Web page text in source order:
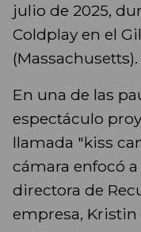
julio de 2025,
Coldplay en el
(Massachusetts).
En una de las
espectáculo
llamada "kiss
cámara enfocó
directora de
empresa, Kristin